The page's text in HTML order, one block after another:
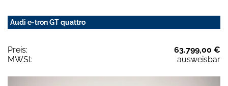
Audi e-tron GT quattro
Preis:
63.799,00 €
MWSt:
ausweisbar